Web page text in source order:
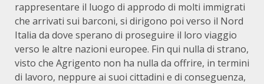
rappresentare il luogo di approdo di molti immigrati
che arrivati sui barconi, si dirigono poi verso il Nord
Italia da dove sperano di proseguire il loro viaggio
verso le altre nazioni europee. Fin qui nulla di strano,
visto che Agrigento non ha nulla da offrire, in termini
di lavoro, neppure ai suoi cittadini e di conseguenza,